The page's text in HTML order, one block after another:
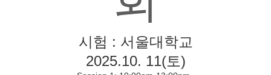
시험 : 서울대학교
2025.10. 11(토)